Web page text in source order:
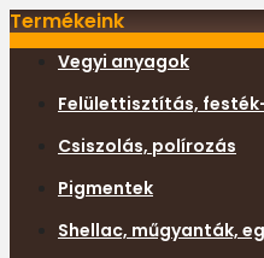
Termékeink
Vegyi anyagok
Felülettisztítás,
Csiszolás, polírozás
Pigmentek
Shellac, műgyanták,